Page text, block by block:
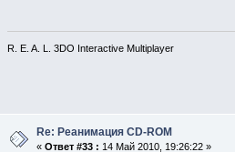
R. E. A. L. 3DO Interactive Multiplayer
Re: Реанимация CD-ROM
«Ответ #33 : 14 Май 2010, 19:26:22 »